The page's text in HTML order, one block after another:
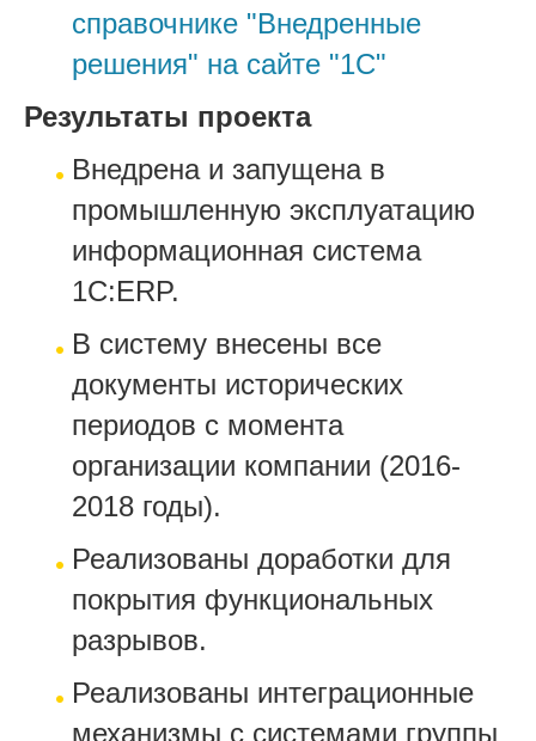
справочнике "Внедренные
решения" на сайте "1С"
Результаты проекта
Внедрена и запущена в
промышленную эксплуатацию
информационная система
1С:ERP.
В систему внесены все
документы исторических
периодов с момента
организации компании (2016-
2018 годы).
Реализованы доработки для
покрытия функциональных
разрывов.
Реализованы интеграционные
механизмы с системами группы